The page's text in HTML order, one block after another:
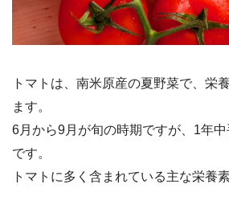
トマトは、南米原産の夏野菜で、栄
ます。
6月から9月が旬の時期ですが、1年
です。
トマトに多く含まれている主な栄養